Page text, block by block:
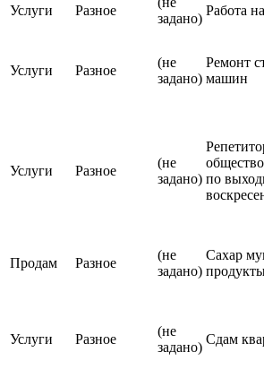
Услуги Разное
задано)
Работа
Услуги Разное
(не
задано)
Ремонт
машин
Услуги Разное
(не
задано) по
Продам Разное
(не
задано)
Сахар
Услуги Разное
(не
задано)
Сдам